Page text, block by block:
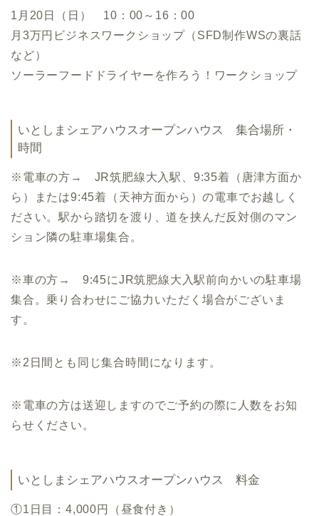
1月20日（日） 10：00～16：00
月3万円ビジネスワークショップ（SFD制作WSの裏話
など）
ソーラーフードドライヤーを作ろう！ワークショップ
いとしまシェアハウスオープンハウス 集合場所・
時間
※電車の方→ JR筑肥線大入駅、9:35着（唐津方面か
ら）または9:45着（天神方面から）の電車でお越しく
ださい。駅から踏切を渡り、道を挟んだ反対側のマン
ション隣の駐車場集合。
※車の方→ 9:45にJR筑肥線大入駅前向かいの駐車場
集合。乗り合わせにご協力いただく場合がございま
す。
※2日間とも同じ集合時間になります。
※電車の方は送迎しますのでご予約の際に人数をお知
らせください。
いとしまシェアハウスオープンハウス 料金
①1日目：4,000円（昼食付き）